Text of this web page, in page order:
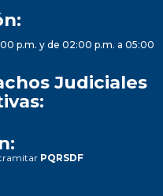
p.m. y de 02:00 p.m. a 05:00
Judiciales
PQRSDF